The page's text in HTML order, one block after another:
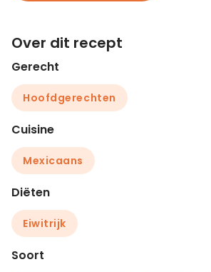
Over dit recept
Gerecht
Hoofdgerechten
Cuisine
Mexicaans
Diëten
Eiwitrijk
Soort